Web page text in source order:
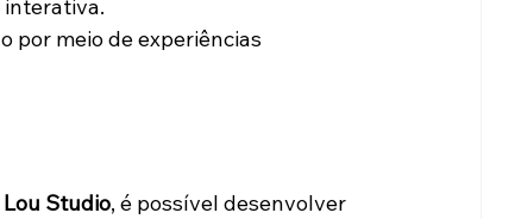
interativa.
por meio de experiências
Lou Studio, é possível desenvolver